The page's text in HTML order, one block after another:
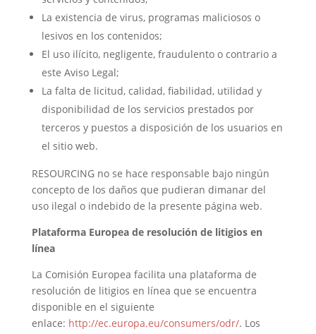
La existencia de virus, programas maliciosos o
lesivos en los contenidos;
El uso ilícito, negligente, fraudulento o contrario a
este Aviso Legal;
La falta de licitud, calidad, fiabilidad, utilidad y
disponibilidad de los servicios prestados por
terceros y puestos a disposición de los usuarios en
el sitio web.
RESOURCING no se hace responsable bajo ningún
concepto de los daños que pudieran dimanar del
uso ilegal o indebido de la presente página web.
Plataforma Europea de resolución de litigios en
línea
La Comisión Europea facilita una plataforma de
resolución de litigios en línea que se encuentra
disponible en el siguiente
enlace: http://ec.europa.eu/consumers/odr/. Los